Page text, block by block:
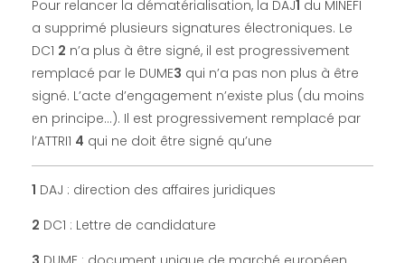
i
a
l
i
s
Pour relancer la dématérialisation, la DAJ1 du MINEFI
a supprimé plusieurs signatures électroniques. Le
DC1 2 n’a plus à être signé, il est progressivement
remplacé par le DUME3 qui n’a pas non plus à être
signé. L’acte d’engagement n’existe plus (du moins
en principe…). Il est progressivement remplacé par
l’ATTRI1 4 qui ne doit être signé qu’une
1 DAJ : direction des affaires juridiques
2 DC1 : Lettre de candidature